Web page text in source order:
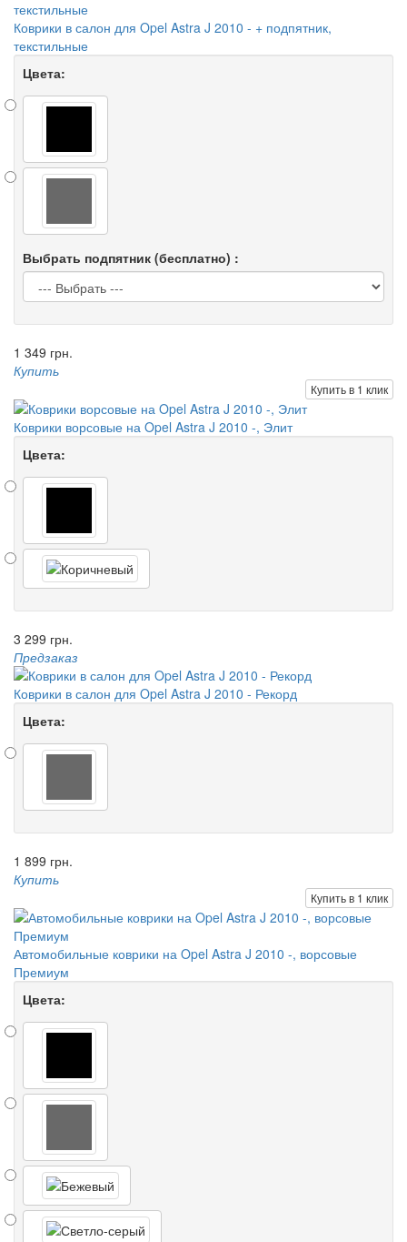
Коврики в салон для Opel Astra J 2010 - + подпятник,
текстильные
Цвета:
Выбрать подпятник (бесплатно) :
1 349 грн.
Купить
Купить в 1 клик
Коврики ворсовые на Opel Astra J 2010 -, Элит
Цвета:
3 299 грн.
Предзаказ
Коврики в салон для Opel Astra J 2010 - Рекорд
Цвета:
1 899 грн.
Купить
Купить в 1 клик
Автомобильные коврики на Opel Astra J 2010 -, ворсовые
Премиум
Цвета: